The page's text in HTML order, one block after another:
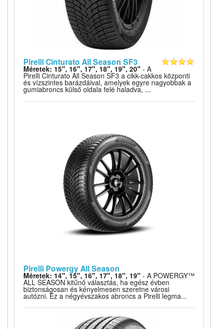
Pirelli Cinturato All Season SF3
Méretek: 15", 16", 17", 18", 19", 20" - A
Pirelli Cinturato All Season SF3 a cikk-cakkos központi
és vízszintes barázdáival, amelyek egyre nagyobbak a
gumiabroncs külső oldala felé haladva, ...
Pirelli Powergy All Season
Méretek: 14", 15", 16", 17", 18", 19" - A POWERGY™
ALL SEASON kitűnő választás, ha egész évben
biztonságosan és kényelmesen szeretne városi
autózni. Ez a négyévszakos abroncs a Pirelli legma...